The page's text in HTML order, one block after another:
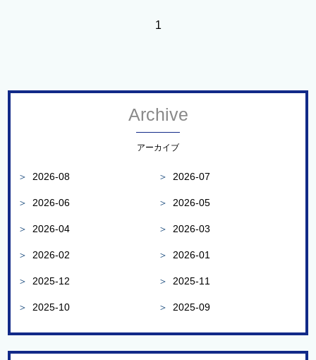
1
Archive
アーカイブ
＞ 2026-08 ＞ 2026-07
＞ 2026-06 ＞ 2026-05
＞ 2026-04 ＞ 2026-03
＞ 2026-02 ＞ 2026-01
＞ 2025-12 ＞ 2025-11
＞ 2025-10 ＞ 2025-09